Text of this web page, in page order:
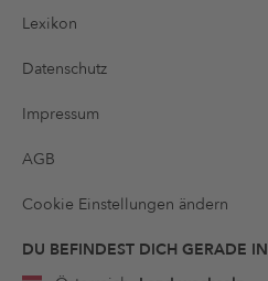
Lexikon
Datenschutz
Impressum
AGB
Cookie Einstellungen ändern
DU BEFINDEST DICH GERADE IN